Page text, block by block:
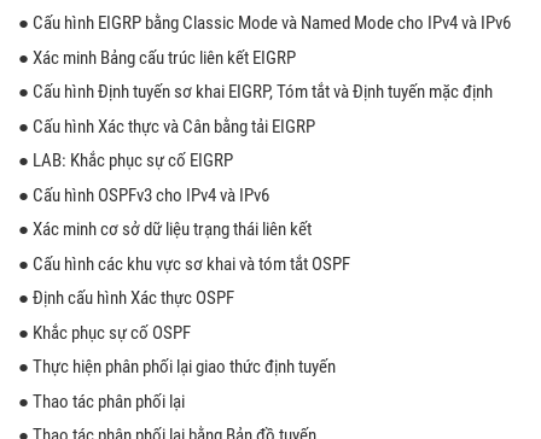
● Cấu hình EIGRP bằng Classic Mode và Named Mode cho IPv4 và IPv6
● Xác minh Bảng cấu trúc liên kết EIGRP
● Cấu hình Định tuyến sơ khai EIGRP, Tóm tắt và Định tuyến mặc định
● Cấu hình Xác thực và Cân bằng tải EIGRP
● LAB: Khắc phục sự cố EIGRP
● Cấu hình OSPFv3 cho IPv4 và IPv6
● Xác minh cơ sở dữ liệu trạng thái liên kết
● Cấu hình các khu vực sơ khai và tóm tắt OSPF
● Định cấu hình Xác thực OSPF
● Khắc phục sự cố OSPF
● Thực hiện phân phối lại giao thức định tuyến
● Thao tác phân phối lại